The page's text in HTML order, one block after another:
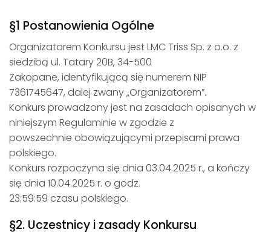
§1 Postanowienia Ogólne
Organizatorem Konkursu jest LMC Triss Sp. z o.o. z
siedzibą ul. Tatary 20B, 34-500
Zakopane, identyfikującą się numerem NIP
7361745647, dalej zwany „Organizatorem”.
Konkurs prowadzony jest na zasadach opisanych w
niniejszym Regulaminie w zgodzie z
powszechnie obowiązującymi przepisami prawa
polskiego.
Konkurs rozpoczyna się dnia 03.04.2025 r., a kończy
się dnia 10.04.2025 r. o godz.
23:59:59 czasu polskiego.
§2. Uczestnicy i zasady Konkursu